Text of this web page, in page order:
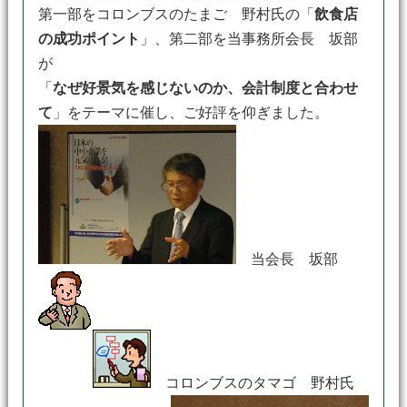
第一部をコロンブスのたまご 野村氏の「 飲食店
の成功ポイント 」、第二部を当事務所会長 坂部
が
「 なぜ好景気を感じないのか、会計制度と合わせ
て 」をテーマに催し、ご好評を仰ぎました。
当会長 坂部
コロンブスのタマゴ 野村氏